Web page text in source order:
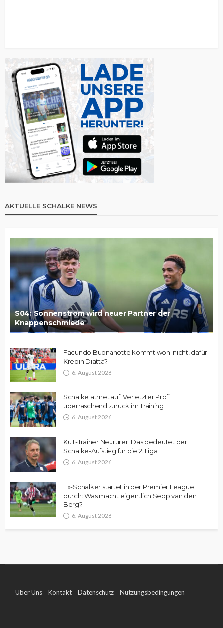
AKTUELLE SCHALKE NEWS
S04: Sonnenstrom wird neuer Partner der
Knappenschmiede
Facundo Buonanotte kommt wohl nicht, dafür
Krepin Diatta?
6. August 2026
Schalke atmet auf: Verletzter Profi
überraschend zurück im Training
6. August 2026
Kult-Trainer Neururer: Das bedeutet der
Schalke-Aufstieg für die 2. Liga
6. August 2026
Ex-Schalker startet in der Premier League
durch: Was macht eigentlich Sepp van den
Berg?
6. August 2026
Über Uns Kontakt Datenschutz Nutzungsbedingungen